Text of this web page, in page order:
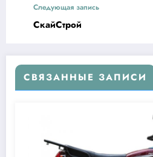
Следующая запись
СкайСтрой
СВЯЗАННЫЕ ЗАПИСИ